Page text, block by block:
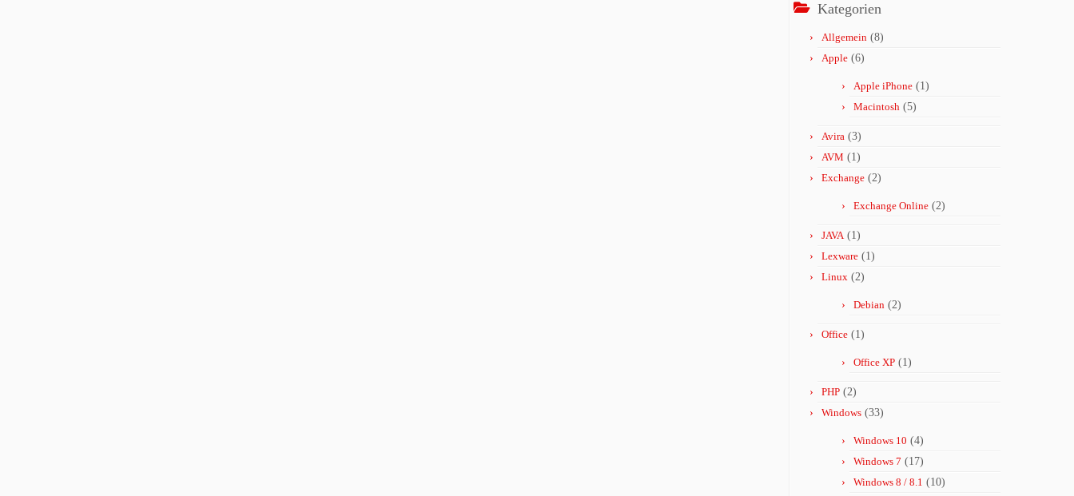
Kategorien
Allgemein (8)
Apple (6)
Apple iPhone (1)
Macintosh (5)
Avira (3)
AVM (1)
Exchange (2)
Exchange Online (2)
JAVA(1)
Lexware (1)
Linux (2)
Debian (2)
Office (1)
Office XP (1)
PHP (2)
Windows (33)
Windows 10 (4)
Windows 7 (17)
Windows 8 / 8.1 (10)